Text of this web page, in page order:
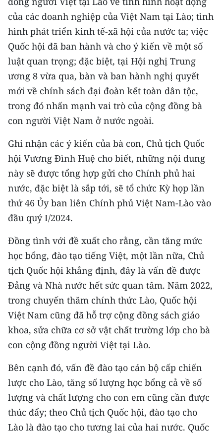
của các doanh nghiệp của Việt Nam tại Lào; tình
hình phát triển kinh tế-xã hội của nước ta; việc
Quốc hội đã ban hành và cho ý kiến về một số
luật quan trọng; đặc biệt, tại Hội nghị Trung
ương 8 vừa qua, bàn và ban hành nghị quyết
mới về chính sách đại đoàn kết toàn dân tộc,
trong đó nhấn mạnh vai trò của cộng đồng bà
con người Việt Nam ở nước ngoài.
Ghi nhận các ý kiến của bà con, Chủ tịch Quốc
hội Vương Đình Huệ cho biết, những nội dung
này sẽ được tổng hợp gửi cho Chính phủ hai
nước, đặc biệt là sắp tới, sẽ tổ chức Kỳ họp lần
thứ 46 Ủy ban liên Chính phủ Việt Nam-Lào vào
đầu quý I/2024.
Đồng tình với đề xuất cho rằng, cần tăng mức
học bổng, đào tạo tiếng Việt, một lần nữa, Chủ
tịch Quốc hội khẳng định, đây là vấn đề được
Đảng và Nhà nước hết sức quan tâm. Năm 2022,
trong chuyến thăm chính thức Lào, Quốc hội
Việt Nam cũng đã hỗ trợ cộng đồng sách giáo
khoa, sửa chữa cơ sở vật chất trường lớp cho bà
con cộng đồng người Việt tại Lào.
Bên cạnh đó, vấn đề đào tạo cán bộ cấp chiến
lược cho Lào, tăng số lượng học bổng cả về số
lượng và chất lượng cho con em cũng cần được
thúc đẩy; theo Chủ tịch Quốc hội, đào tạo cho
Lào là đào tạo cho tương lai của hai nước. Quốc